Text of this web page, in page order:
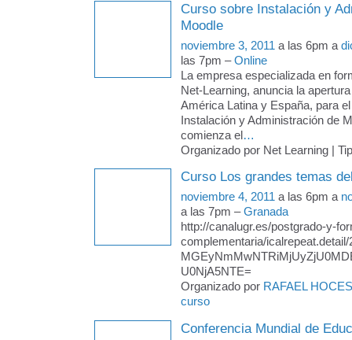
Curso sobre Instalación y
Moodle
noviembre 3, 2011 a las 6pm a
las 7pm –Online
La empresa especializada en
Net-Learning, anuncia la
América Latina y España, para
Instalación y Administración de
comienza el…
Organizado por Net Learning |
Curso Los grandes temas
noviembre 4, 2011 a las 6pm a
a las 7pm –Granada
http://canalugr.es/postgrado-y-
complementaria/icalrepeat.detail/
U0NjA5NTE=
Organizado por RAFAEL
curso
Conferencia Mundial de